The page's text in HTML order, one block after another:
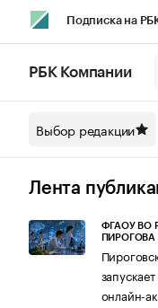
Подписка на
Спецпроекты
Технологии и
РБК Компании
Выбор редакции
Лента
ФГАОУ ВО
онлайн-